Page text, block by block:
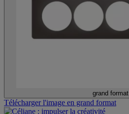
grand format
Télécharger l'image en grand format